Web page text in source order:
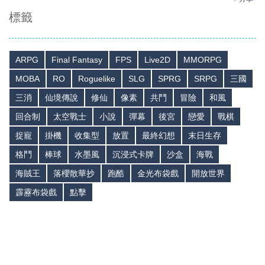
標籤
ARPG Final Fantasy FPS Live2D
MMORPG
MOBA
RO Roguelike SLG SPRG SRPG
三國
三消
仙境傳說 修仙 像素 共鬥 冒險
和風
回合制
太空戰士 小說 彈幕 後宮 戀愛
戰棋
捉寵
掛機 收集型 放置 最終幻想
末日生存
格鬥
棒球 水墨風 沉浸式卡牌 沙盒
海戰
海賊王
落櫻散華抄 跑酷 金光布袋戲
開放世界
霹靂布袋戲
點擊